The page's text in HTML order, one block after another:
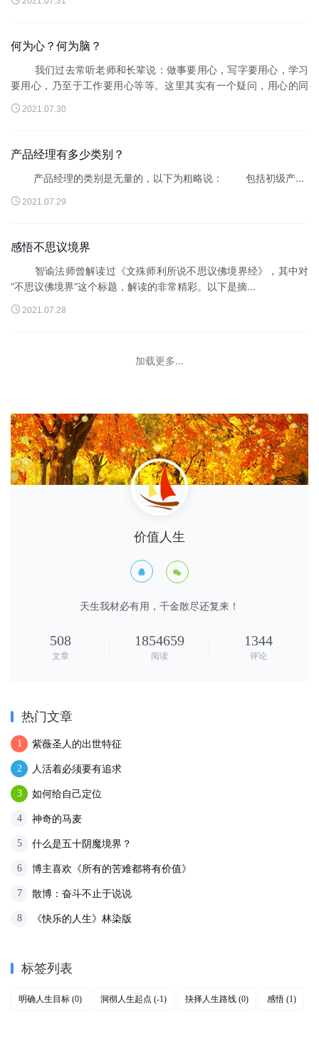
何为心？何为脑？
我们过去常听老师和长辈说：做事要用心，写字要用心，学习
要用心，乃至于工作要用心等等。这里其实有一个疑问，用心的同
时大脑也在发挥着巨大作用。既然“...
 2021.07.30
产品经理有多少类别？
产品经理的类别是无量的，以下为粗略说： 包括初级产...
 2021.07.29
感悟不思议境界
智谕法师曾解读过《文殊师利所说不思议佛境界经》，其中对
“不思议佛境界”这个标题，解读的非常精彩。以下是摘...
 2021.07.28
加载更多...
价值人生
 
天生我材必有用，千金散尽还复来！
508
文章
1854659
阅读
1344
评论
热门文章
1 紫薇圣人的出世特征
2 人活着必须要有追求
3 如何给自己定位
4 神奇的马麦
5 什么是五十阴魔境界？
6 博主喜欢《所有的苦难都将有价值》
7 散博：奋斗不止于说说
8 《快乐的人生》林染版
标签列表
明确人生目标 (0) 洞彻人生起点 (-1) 抉择人生路线 (0) 感悟 (1)